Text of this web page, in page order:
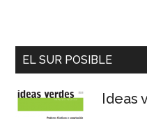
EL SUR POSIBLE
Ideas